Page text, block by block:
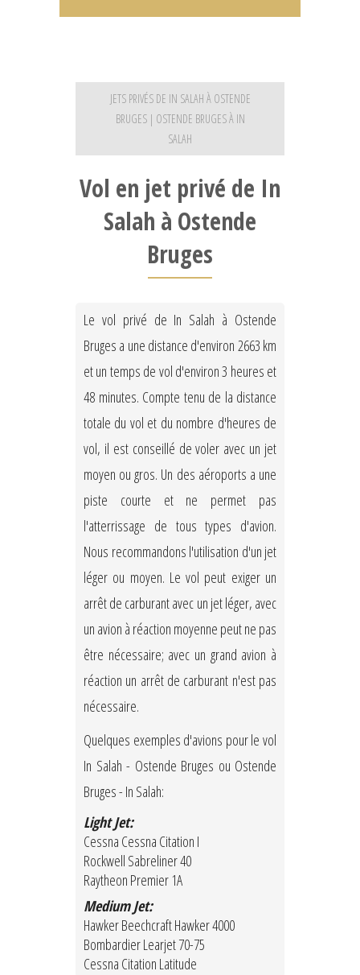
JETS PRIVÉS DE IN SALAH À OSTENDE
BRUGES | OSTENDE BRUGES À IN
SALAH
Vol en jet privé de In
Salah à Ostende
Bruges
Le vol privé de In Salah à Ostende
Bruges a une distance d'environ 2663 km
et un temps de vol d'environ 3 heures et
48 minutes. Compte tenu de la distance
totale du vol et du nombre d'heures de
vol, il est conseillé de voler avec un jet
moyen ou gros. Un des aéroports a une
piste courte et ne permet pas
l'atterrissage de tous types d'avion.
Nous recommandons l'utilisation d'un jet
léger ou moyen. Le vol peut exiger un
arrêt de carburant avec un jet léger, avec
un avion à réaction moyenne peut ne pas
être nécessaire; avec un grand avion à
réaction un arrêt de carburant n'est pas
nécessaire.
Quelques exemples d'avions pour le vol
In Salah - Ostende Bruges ou Ostende
Bruges - In Salah:
Light Jet:
Cessna Cessna Citation I
Rockwell Sabreliner 40
Raytheon Premier 1A
Medium Jet:
Hawker Beechcraft Hawker 4000
Bombardier Learjet 70-75
Cessna Citation Latitude